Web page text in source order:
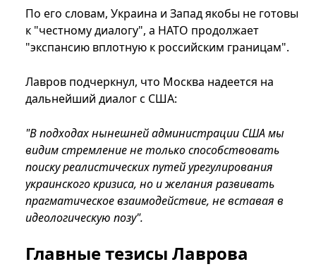
По его словам, Украина и Запад якобы не готовы
к "честному диалогу", а НАТО продолжает
"экспансию вплотную к российским границам".
Лавров подчеркнул, что Москва надеется на
дальнейший диалог с США:
"В подходах нынешней администрации США мы
видим стремление не только способствовать
поиску реалистических путей урегулирования
украинского кризиса, но и желания развивать
прагматическое взаимодействие, не вставая в
идеологическую позу".
Главные тезисы Лаврова